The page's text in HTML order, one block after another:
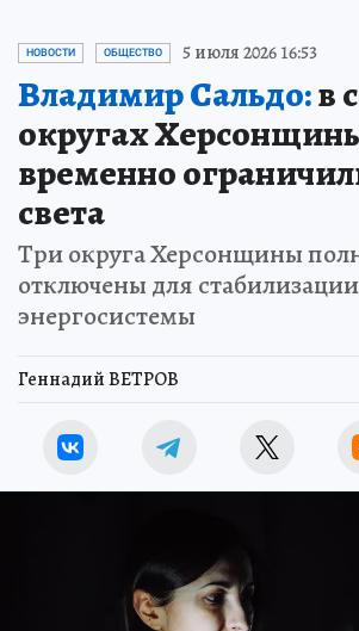
НОВОСТИ ОБЩЕСТВО 5 июля 2026 16:53
Владимир Сальдо:в
округах
временно
света
Три округа Херсонщины
отключены для стабилизации
энергосистемы
Геннадий ВЕТРОВ